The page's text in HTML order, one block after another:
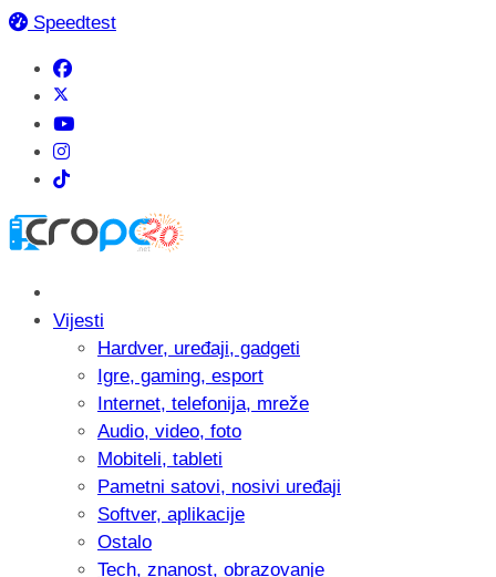
Speedtest
Vijesti
Hardver, uređaji, gadgeti
Igre, gaming, esport
Internet, telefonija, mreže
Audio, video, foto
Mobiteli, tableti
Pametni satovi, nosivi uređaji
Softver, aplikacije
Ostalo
Tech, znanost, obrazovanje